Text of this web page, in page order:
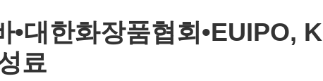
•대한화장품협회•EUIPO,
료